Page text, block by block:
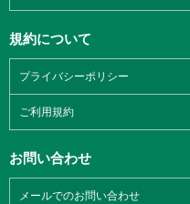
規約について
プライバシーポリシー
ご利用規約
お問い合わせ
メールでのお問い合わせ